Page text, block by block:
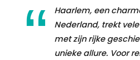
Haarlem, een
Nederland, trekt
met zijn rijke
unieke allure. Voor